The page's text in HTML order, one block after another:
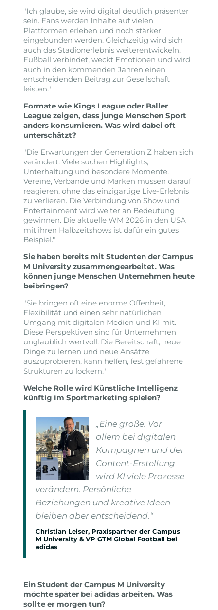
"Ich glaube, sie wird digital deutlich präsenter
sein. Fans werden Inhalte auf vielen
Plattformen erleben und noch stärker
eingebunden werden. Gleichzeitig wird sich
auch das Stadionerlebnis weiterentwickeln.
Fußball verbindet, weckt Emotionen und wird
auch in den kommenden Jahren einen
entscheidenden Beitrag zur Gesellschaft
leisten."
Formate wie Kings League oder Baller
League zeigen, dass junge Menschen Sport
anders konsumieren. Was wird dabei oft
unterschätzt?
"Die Erwartungen der Generation Z haben sich
verändert. Viele suchen Highlights,
Unterhaltung und besondere Momente.
Vereine, Verbände und Marken müssen darauf
reagieren, ohne das einzigartige Live-Erlebnis
zu verlieren. Die Verbindung von Show und
Entertainment wird weiter an Bedeutung
gewinnen. Die aktuelle WM 2026 in den USA
mit ihren Halbzeitshows ist dafür ein gutes
Beispiel."
Sie haben bereits mit Studenten der Campus
M University zusammengearbeitet. Was
können junge Menschen Unternehmen heute
beibringen?
"Sie bringen oft eine enorme Offenheit,
Flexibilität und einen sehr natürlichen
Umgang mit digitalen Medien und KI mit.
Diese Perspektiven sind für Unternehmen
unglaublich wertvoll. Die Bereitschaft, neue
Dinge zu lernen und neue Ansätze
auszuprobieren, kann helfen, fest gefahrene
Strukturen zu lockern."
Welche Rolle wird Künstliche Intelligenz
künftig im Sportmarketing spielen?
„Eine große. Vor
allem bei digitalen
Kampagnen und der
Content-Erstellung
wird KI viele Prozesse
verändern. Persönliche
Beziehungen und kreative Ideen
bleiben aber entscheidend.“
Christian Leiser, Praxispartner der Campus
M University & VP GTM Global Football bei
adidas
Ein Student der Campus M University
möchte später bei adidas arbeiten. Was
sollte er morgen tun?